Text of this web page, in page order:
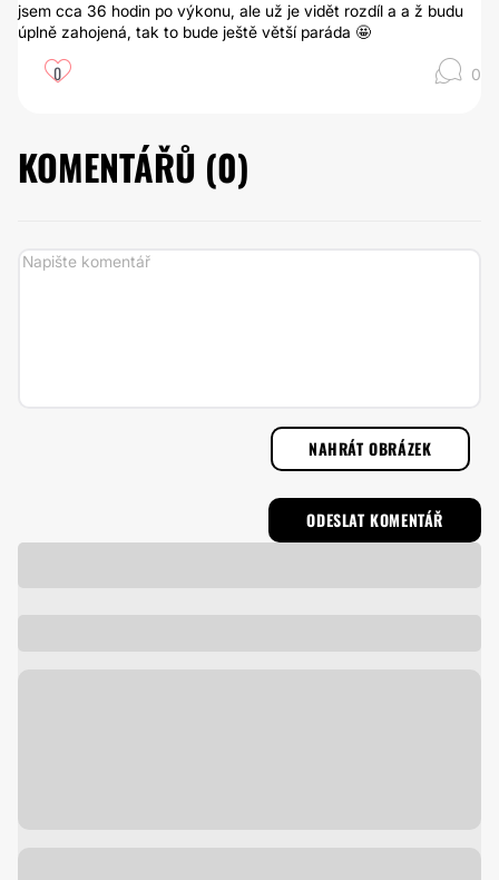
jsem cca 36 hodin po výkonu, ale už je vidět rozdíl a a ž budu
úplně zahojená, tak to bude ještě větší paráda 🤩
0 0
KOMENTÁŘŮ (0)
NAHRÁT OBRÁZEK